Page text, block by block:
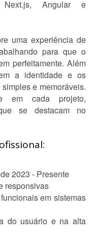
Next.js, Angular e
uma experiência de
para que o
perfeitamente. Além
a identidade e os
e memoráveis.
em cada projeto,
se destacam no
2023 - Presente
responsivas
em sistemas
do usuário e na alta